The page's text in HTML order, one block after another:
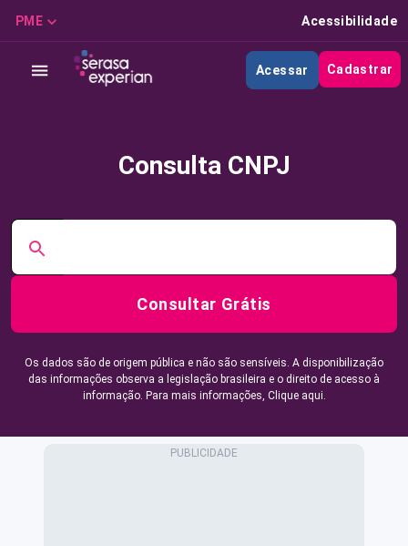
PME Acessibilidade
Acessar Cadastrar
Consulta CNPJ
Consultar Grátis
Os dados são de origem pública e não são sensíveis. A disponibilização
das informações observa a legislação brasileira e o direito de acesso à
informação. Para mais informações, Clique aqui.